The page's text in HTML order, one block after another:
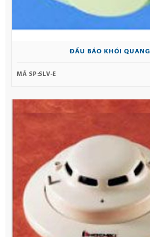
ĐẦU BÁO KHÓI QUANG
MÃ SP:SLV-E